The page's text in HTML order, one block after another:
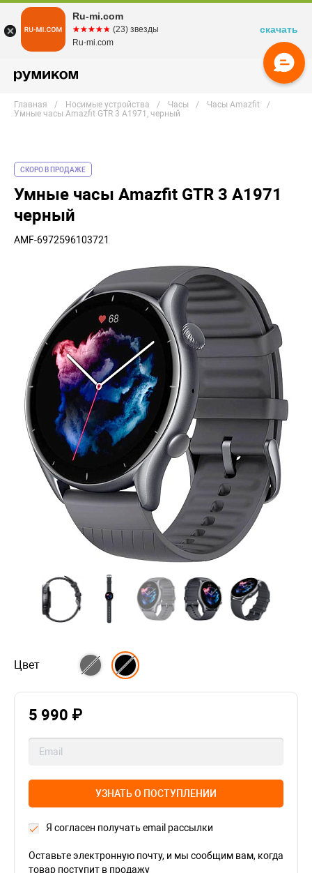
Главная Носимые устройства Часы
Часы Amazfit
Умные часы Amazfit GTR 3 A1971, черный
СКОРО В ПРОДАЖЕ
Умные часы Amazfit GTR 3 A1971
черный
AMF-6972596103721
Цвет
5 990 ₽
УЗНАТЬ О ПОСТУПЛЕНИИ
Я согласен получать email рассылки
Оставьте электронную почту, и мы сообщим вам, когда
товар поступит в продажу
Ru-mi.com
☆☆☆☆☆
★★★★★ (23) звезды
Ru-mi.com
скачать